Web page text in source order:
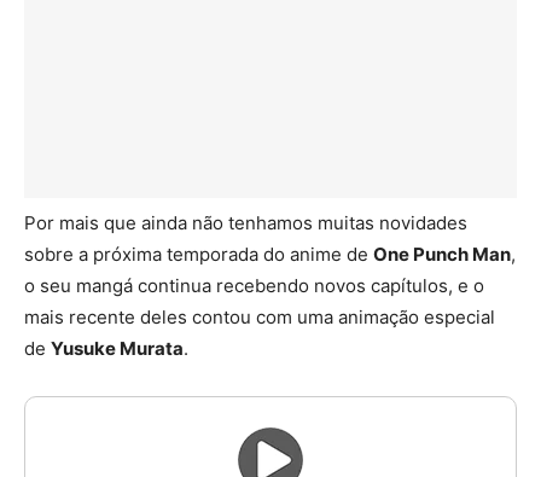
Por mais que ainda não tenhamos muitas novidades
sobre a próxima temporada do anime de One Punch Man,
o seu mangá continua recebendo novos capítulos, e o
mais recente deles contou com uma animação especial
de Yusuke Murata.